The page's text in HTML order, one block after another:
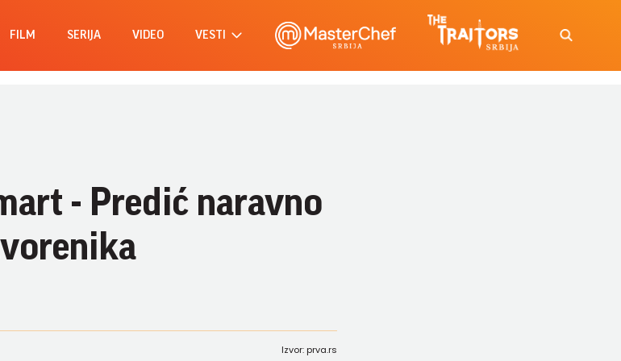
FILM SERIJA VIDEO VESTI
- Predić naravno
Izvor: prva.rs